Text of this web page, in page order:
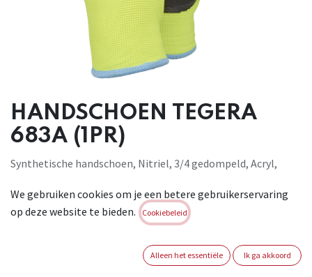
HANDSCHOEN TEGERA
683A (1PR)
Synthetische handschoen, Nitriel, 3/4 gedompeld, Acryl,
high-vis, zwart, High-vis kleur, Water- en olieafstotende
handpalm en knokkels, voor algemene werkzaamheden. EN
We gebruiken cookies om je een betere gebruikerservaring
op deze website te bieden.
Cookiebeleid
Alleen het essentiële Ik ga akkoord